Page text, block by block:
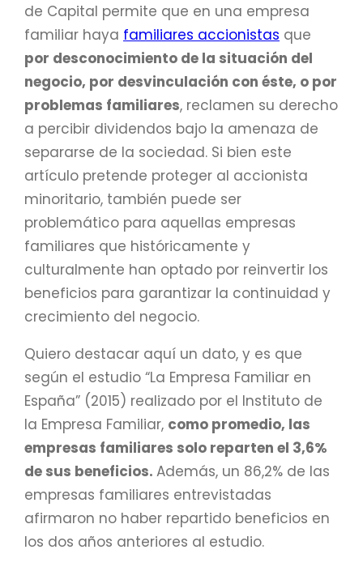
de Capital permite que en una empresa
familiar haya familiares accionistas que
por desconocimiento de la situación del
negocio, por desvinculación con éste, o por
problemas familiares, reclamen su derecho
a percibir dividendos bajo la amenaza de
separarse de la sociedad. Si bien este
artículo pretende proteger al accionista
minoritario, también puede ser
problemático para aquellas empresas
familiares que históricamente y
culturalmente han optado por reinvertir los
beneficios para garantizar la continuidad y
crecimiento del negocio.
Quiero destacar aquí un dato, y es que
según el estudio “La Empresa Familiar en
España” (2015) realizado por el Instituto de
la Empresa Familiar, como promedio, las
empresas familiares solo reparten el 3,6%
de sus beneficios. Además, un 86,2% de las
empresas familiares entrevistadas
afirmaron no haber repartido beneficios en
los dos años anteriores al estudio.